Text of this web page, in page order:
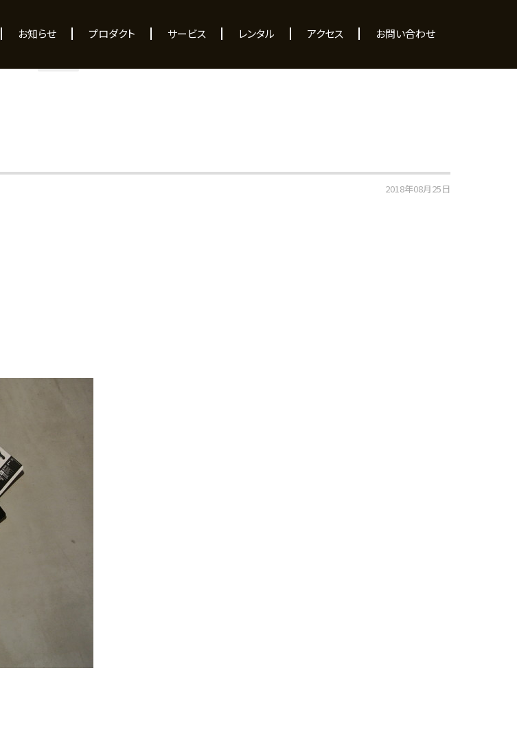
お知らせ プロダクト サービス レンタル アクセス お問い合わせ
NEWS
2018年08月25日